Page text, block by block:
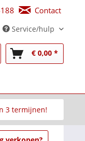
Contact
Service/hulp
€ 0,00 *
3 termijnen!
via SSL)